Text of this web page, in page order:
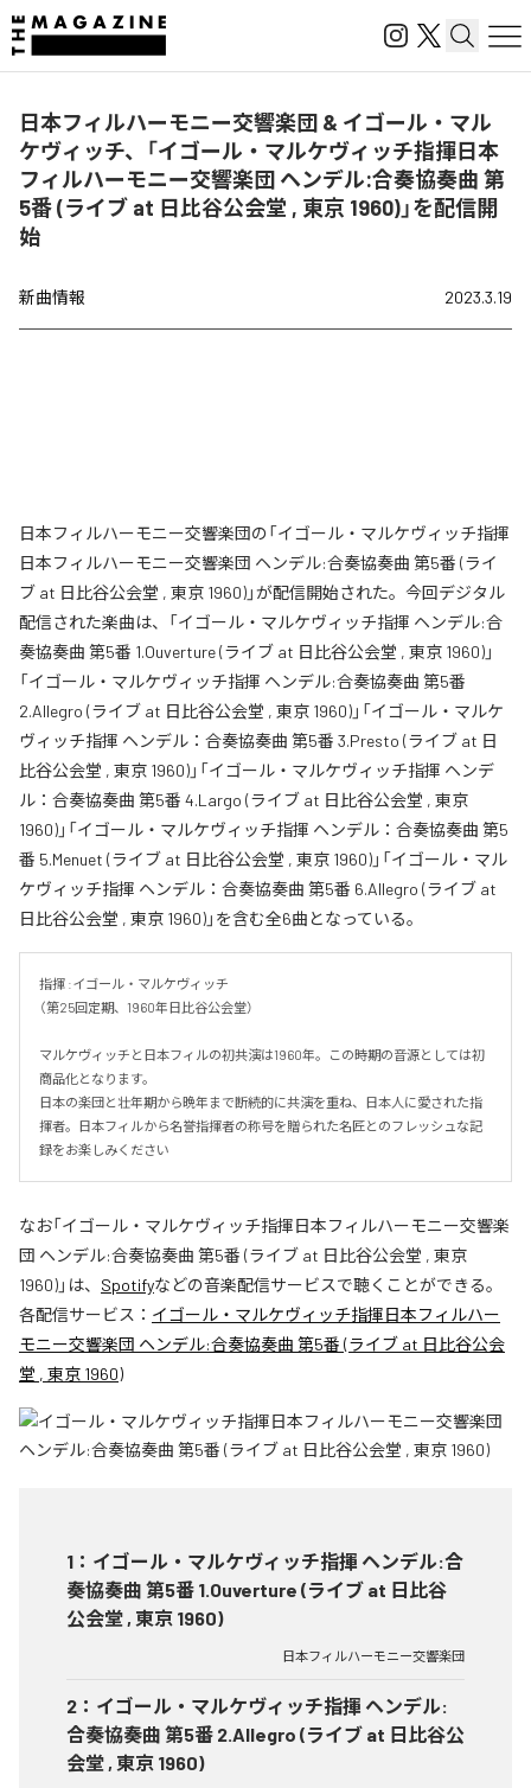
日本フィルハーモニー交響楽団 & イゴール・マル
ケヴィッチ、「イゴール・マルケヴィッチ指揮日本
フィルハーモニー交響楽団 ヘンデル:合奏協奏曲 第
5番 (ライブ at 日比谷公会堂 , 東京 1960)」を配信開
始
新曲情報 2023.3.19
日本フィルハーモニー交響楽団の「イゴール・マルケヴィッチ指揮
日本フィルハーモニー交響楽団 ヘンデル:合奏協奏曲 第5番 (ライ
ブ at 日比谷公会堂 , 東京 1960)」が配信開始された。今回デジタル
配信された楽曲は、「イゴール・マルケヴィッチ指揮 ヘンデル:合
奏協奏曲 第5番 1.Ouverture (ライブ at 日比谷公会堂 , 東京 1960)」
「イゴール・マルケヴィッチ指揮 ヘンデル:合奏協奏曲 第5番
2.Allegro (ライブ at 日比谷公会堂 , 東京 1960)」「イゴール・マルケ
ヴィッチ指揮 ヘンデル：合奏協奏曲 第5番 3.Presto (ライブ at 日
比谷公会堂 , 東京 1960)」「イゴール・マルケヴィッチ指揮 ヘンデ
ル：合奏協奏曲 第5番 4.Largo (ライブ at 日比谷公会堂 , 東京
1960)」「イゴール・マルケヴィッチ指揮 ヘンデル：合奏協奏曲 第5
番 5.Menuet (ライブ at 日比谷公会堂 , 東京 1960)」「イゴール・マル
ケヴィッチ指揮 ヘンデル：合奏協奏曲 第5番 6.Allegro (ライブ at
日比谷公会堂 , 東京 1960)」を含む全6曲となっている。
指揮 :イゴール・マルケヴィッチ
（第25回定期、1960年日比谷公会堂）
マルケヴィッチと日本フィルの初共演は1960年。この時期の音源としては初
商品化となります。
日本の楽団と壮年期から晩年まで断続的に共演を重ね、日本人に愛された指
揮者。日本フィルから名誉指揮者の称号を贈られた名匠とのフレッシュな記
録をお楽しみください
なお「イゴール・マルケヴィッチ指揮日本フィルハーモニー交響楽
団 ヘンデル:合奏協奏曲 第5番 (ライブ at 日比谷公会堂 , 東京
1960)」は、 Spotifyなどの音楽配信サービスで聴くことができる。
各配信サービス： イゴール・マルケヴィッチ指揮日本フィルハー
モニー交響楽団 ヘンデル:合奏協奏曲 第5番 (ライブ at 日比谷公会
堂 , 東京 1960)
1 ： イゴール・マルケヴィッチ指揮 ヘンデル:合
奏協奏曲 第5番 1.Ouverture (ライブ at 日比谷
公会堂 , 東京 1960)
日本フィルハーモニー交響楽団
2 ： イゴール・マルケヴィッチ指揮 ヘンデル:
合奏協奏曲 第5番 2.Allegro (ライブ at 日比谷公
会堂 , 東京 1960)